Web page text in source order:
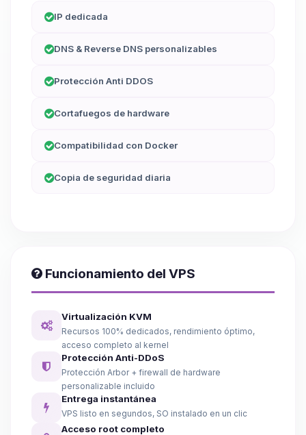
IP dedicada
DNS & Reverse DNS personalizables
Protección Anti DDOS
Cortafuegos de hardware
Compatibilidad con Docker
Copia de seguridad diaria
Funcionamiento del VPS
Virtualización KVM
Recursos 100% dedicados, rendimiento óptimo,
acceso completo al kernel
Protección Anti-DDoS
Protección Arbor + firewall de hardware
personalizable incluido
Entrega instantánea
VPS listo en segundos, SO instalado en un clic
Acceso root completo